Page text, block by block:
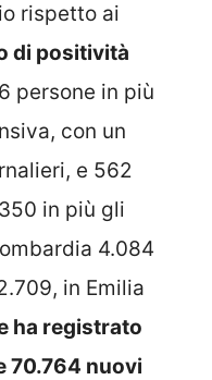
rispetto ai
di positività
persone in più
con un
e 562
in più gli
4.084
in Emilia
ha registrato
70.764 nuovi